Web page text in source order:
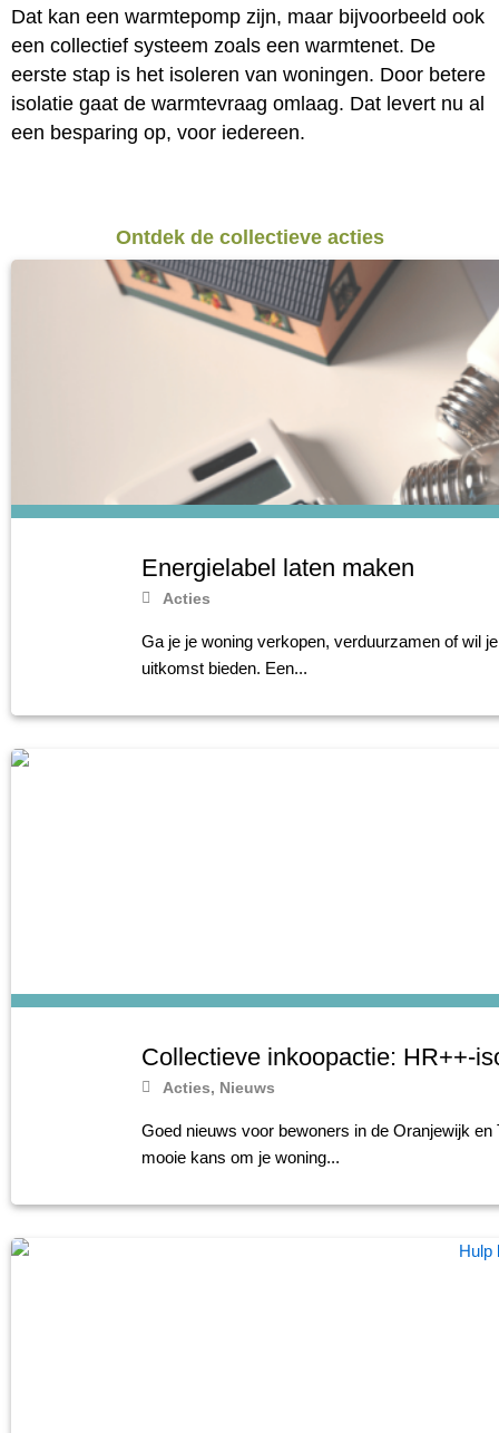
Dat kan een warmtepomp zijn, maar bijvoorbeeld ook
een collectief systeem zoals een warmtenet. De
eerste stap is het isoleren van woningen. Door betere
isolatie gaat de warmtevraag omlaag. Dat levert nu al
een besparing op, voor iedereen.
Ontdek de collectieve acties
Energielabel laten maken
Acties
Ga je je woning verkopen, verduurzamen of wil
uitkomst bieden. Een...
Collectieve inkoopactie: HR++-
Acties, Nieuws
Goed nieuws voor bewoners in de Oranjewijk
mooie kans om je woning...